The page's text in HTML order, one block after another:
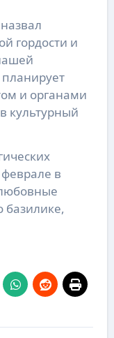
гордости и
и органами
культурный
в
базилике,